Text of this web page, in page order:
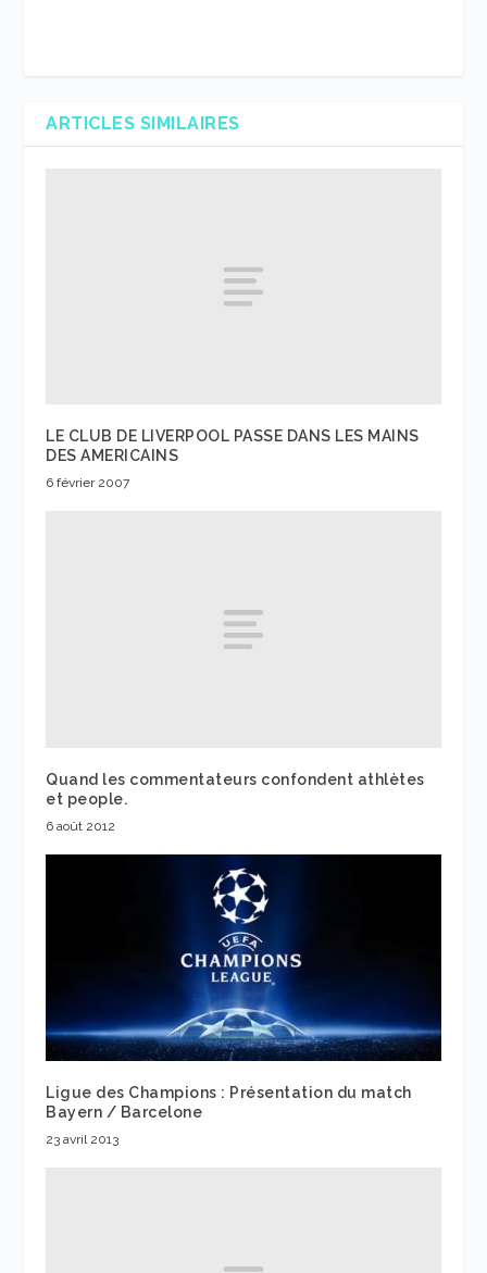
ARTICLES SIMILAIRES
LE CLUB DE LIVERPOOL PASSE DANS LES MAINS
DES AMERICAINS
6 février 2007
Quand les commentateurs confondent athlètes
et people.
6 août 2012
Ligue des Champions : Présentation du match
Bayern / Barcelone
23 avril 2013